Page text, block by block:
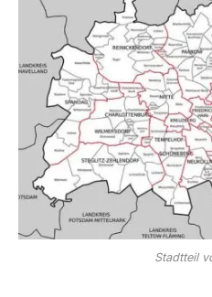
Stadtteil